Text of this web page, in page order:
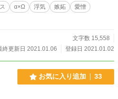
α×Ω 浮気 嫉妬
愛憎
文字数 15,558
終更新日 2021.01.06
登録日 2021.01.02
お気に入り追加 33